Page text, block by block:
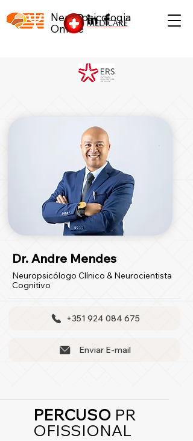
Neuropsicologia
Online
Dr. Andre Mendes
Neuropsicólogo Clínico & Neurocientista
Cognitivo
+351 924 084 675
Enviar E-mail
PERCUSO PR
OFISSIONAL